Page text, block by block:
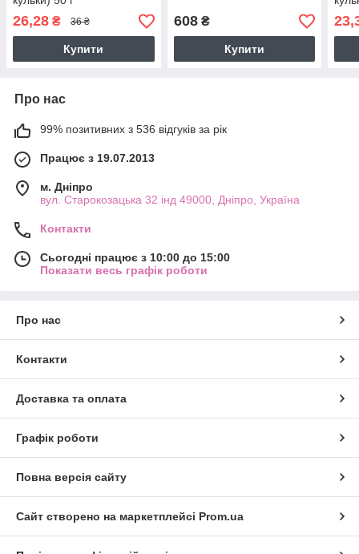
26,28 ₴ 36 ₴
Купити
608₴
Купити
Про нас
99% позитивних з 536 відгуків за рік
Працює з 19.07.2013
м. Дніпро
вул. Старокозацька 32 інд 49000, Дніпро, Україна
Контакти
Сьогодні працює з 10:00 до 15:00
Показати весь графік роботи
Про нас
Контакти
Доставка та оплата
Графік роботи
Повна версія сайту
Сайт створено на маркетплейсі Prom.ua